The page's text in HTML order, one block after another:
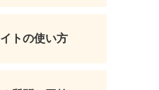
トの使い方